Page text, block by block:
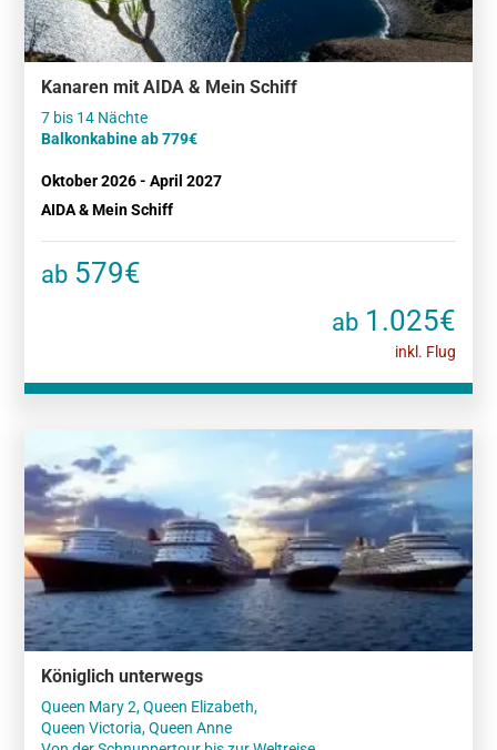
Kanaren mit AIDA & Mein Schiff
Balkonkabine ab 779€
Oktober 2026 - April 2027
AIDA & Mein Schiff
ab 579€
ab1.025€
inkl. Flug
Königlich unterwegs
Queen Mary 2, Queen Elizabeth,
Queen Victoria, Queen Anne